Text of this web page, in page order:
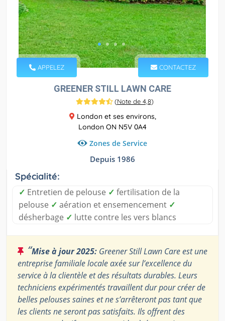
APPELEZ CONTACTEZ
GREENER STILL LAWN CARE
(Note de 4,8)
London et ses environs,
London ON N5V 0A4
Zones de Service
Depuis 1986
Spécialité:
✓ Entretien de pelouse ✓ fertilisation de la
pelouse ✓ aération et ensemencement ✓
désherbage ✓ lutte contre les vers blancs
“Mise à jour 2025: Greener Still Lawn Care est une
entreprise familiale locale axée sur l’excellence du
service à la clientèle et des résultats durables. Leurs
techniciens expérimentés travaillent dur pour créer de
belles pelouses saines et ne s’arrêteront pas tant que
les clients ne seront pas satisfaits. Ils offrent des